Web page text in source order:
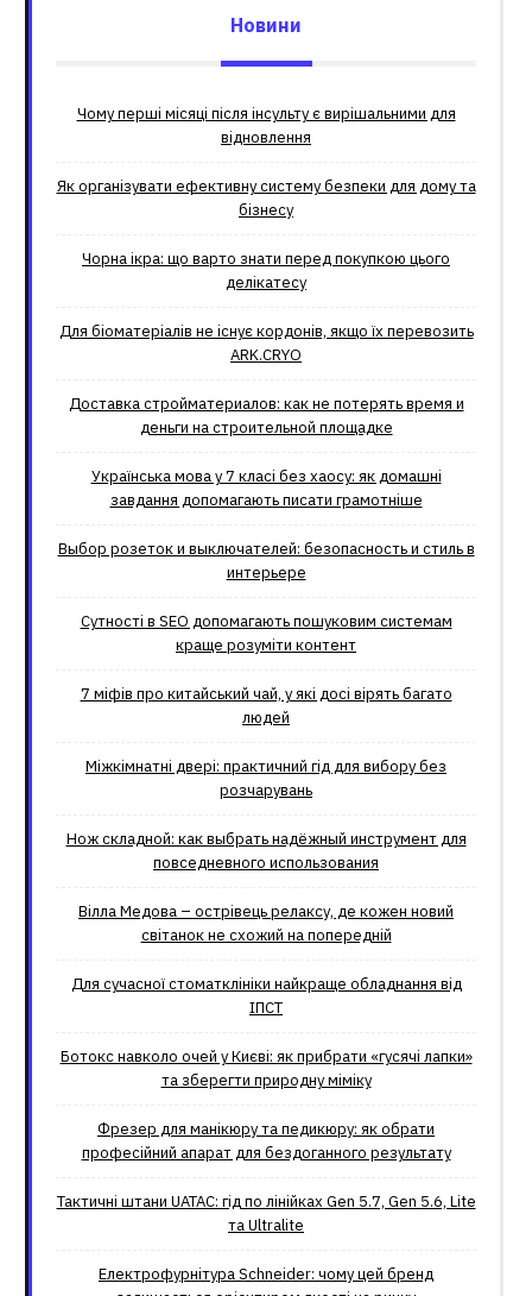
Новини
Чому перші місяці після інсульту є вирішальними для
відновлення
Як організувати ефективну систему безпеки для дому та
бізнесу
Чорна ікра: що варто знати перед покупкою цього
делікатесу
Для біоматеріалів не існує кордонів, якщо їх перевозить
ARK.CRYO
Доставка стройматериалов: как не потерять время и
деньги на строительной площадке
Українська мова у 7 класі без хаосу: як домашні
завдання допомагають писати грамотніше
Выбор розеток и выключателей: безопасность и стиль в
интерьере
Сутності в SEO допомагають пошуковим системам
краще розуміти контент
7 міфів про китайський чай, у які досі вірять багато
людей
Міжкімнатні двері: практичний гід для вибору без
розчарувань
Нож складной: как выбрать надёжный инструмент для
повседневного использования
Вілла Медова – острівець релаксу, де кожен новий
світанок не схожий на попередній
Для сучасної стоматклініки найкраще обладнання від
ІПСТ
Ботокс навколо очей у Києві: як прибрати «гусячі лапки»
та зберегти природну міміку
Фрезер для манікюру та педикюру: як обрати
професійний апарат для бездоганного результату
Тактичні штани UATAC: гід по лінійках Gen 5.7, Gen 5.6, Lite
та Ultralite
Електрофурнітура Schneider: чому цей бренд